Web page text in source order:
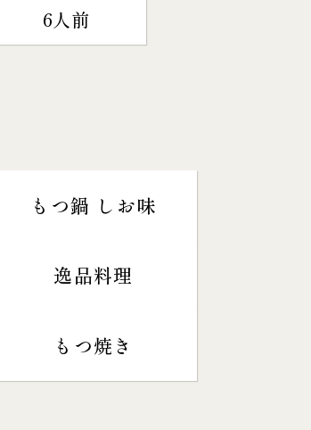
6人前
もつ鍋 しお味
逸品料理
もつ焼き